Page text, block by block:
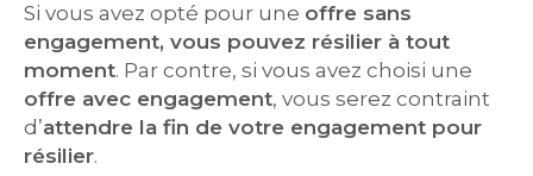
Si vous avez opté pour une offre sans
engagement, vous pouvez résilier à tout
moment. Par contre, si vous avez choisi une
offre avec engagement, vous serez contraint
d’attendre la fin de votre engagement pour
résilier.